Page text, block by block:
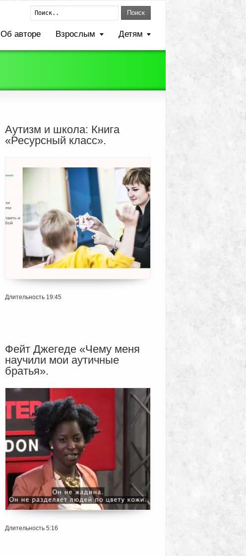
Поиск
Об авторе Взрослым Детям
Аутизм и школа: Книга
«Ресурсный класс».
Длительность 19:45
Фейт Джегеде «Чему меня
научили мои аутичные
братья».
Длительность 5:16